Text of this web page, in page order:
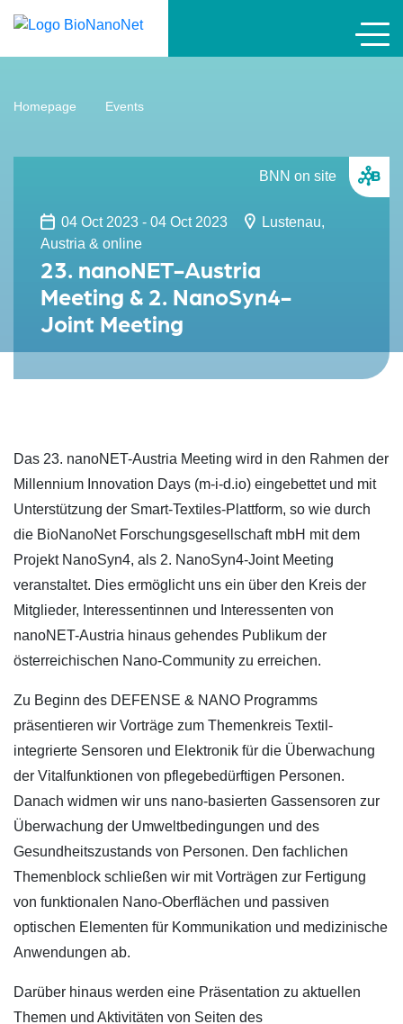
Homepage Events
BNN on site
04 Oct 2023 - 04 Oct 2023
Lustenau,
Austria & online
23. nanoNET-Austria
Meeting & 2. NanoSyn4-
Joint Meeting
Das 23. nanoNET-Austria Meeting wird in den Rahmen der
Millennium Innovation Days (m-i-d.io) eingebettet und mit
Unterstützung der Smart-Textiles-Plattform, so wie durch
die BioNanoNet Forschungsgesellschaft mbH mit dem
Projekt NanoSyn4, als 2. NanoSyn4-Joint Meeting
veranstaltet. Dies ermöglicht uns ein über den Kreis der
Mitglieder, Interessentinnen und Interessenten von
nanoNET-Austria hinaus gehendes Publikum der
österreichischen Nano-Community zu erreichen.
Zu Beginn des DEFENSE & NANO Programms
präsentieren wir Vorträge zum Themenkreis Textil-
integrierte Sensoren und Elektronik für die Überwachung
der Vitalfunktionen von pflegebedürftigen Personen.
Danach widmen wir uns nano-basierten Gassensoren zur
Überwachung der Umweltbedingungen und des
Gesundheitszustands von Personen. Den fachlichen
Themenblock schließen wir mit Vorträgen zur Fertigung
von funktionalen Nano-Oberflächen und passiven
optischen Elementen für Kommunikation und medizinische
Anwendungen ab.
Darüber hinaus werden eine Präsentation zu aktuellen
Themen und Aktivitäten von Seiten des